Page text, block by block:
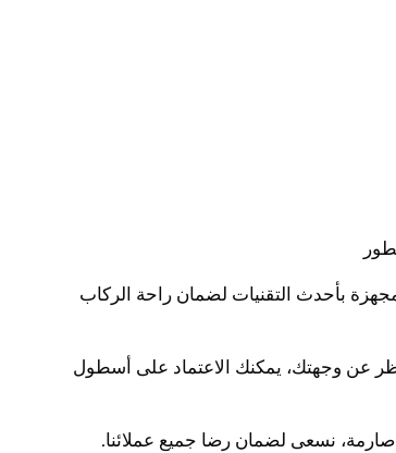
بأحدث التقنيات لضمان راحة الركاب
عن وجهتك، يمكنك الاعتماد على أسطول
نسعى لضمان رضا جميع عملائنا.